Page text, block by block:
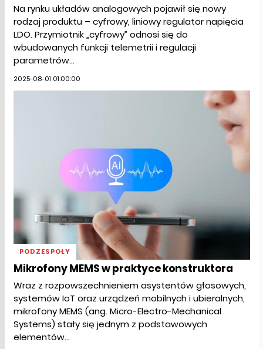
Na rynku układów analogowych pojawił się nowy
rodzaj produktu – cyfrowy, liniowy regulator napięcia
LDO. Przymiotnik „cyfrowy” odnosi się do
wbudowanych funkcji telemetrii i regulacji
parametrów...
2025-08-01 01:00:00
PODZESPOŁY
Mikrofony MEMS w praktyce konstruktora
Wraz z rozpowszechnieniem asystentów głosowych,
systemów IoT oraz urządzeń mobilnych i ubieralnych,
mikrofony MEMS (ang. Micro-Electro-Mechanical
Systems) stały się jednym z podstawowych
elementów...